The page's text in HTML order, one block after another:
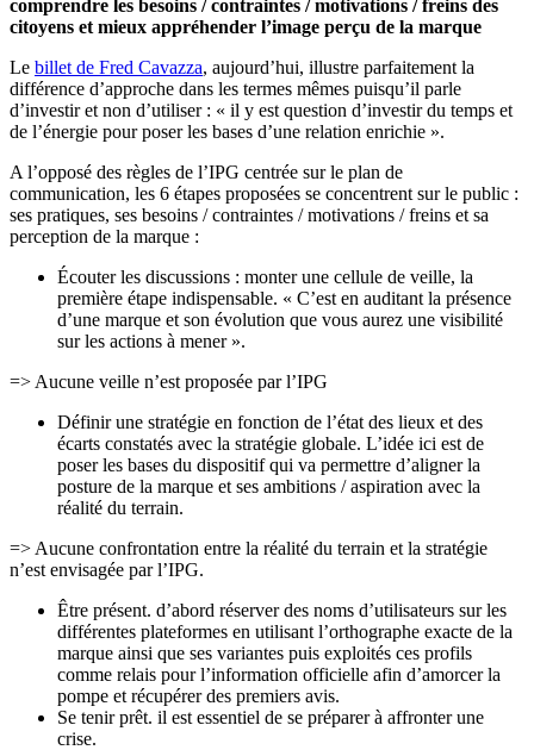
comprendre les besoins / contraintes / motivations / freins des
citoyens et mieux appréhender l’image perçu de la marque
Le billet de Fred Cavazza, aujourd’hui, illustre parfaitement la
différence d’approche dans les termes mêmes puisqu’il parle
d’investir et non d’utiliser : « il y est question d’investir du temps et
de l’énergie pour poser les bases d’une relation enrichie ».
A l’opposé des règles de l’IPG centrée sur le plan de
communication, les 6 étapes proposées se concentrent sur le public :
ses pratiques, ses besoins / contraintes / motivations / freins et sa
perception de la marque :
Écouter les discussions : monter une cellule de veille, la
première étape indispensable. « C’est en auditant la présence
d’une marque et son évolution que vous aurez une visibilité
sur les actions à mener ».
=> Aucune veille n’est proposée par l’IPG
Définir une stratégie en fonction de l’état des lieux et des
écarts constatés avec la stratégie globale. L’idée ici est de
poser les bases du dispositif qui va permettre d’aligner la
posture de la marque et ses ambitions / aspiration avec la
réalité du terrain.
=> Aucune confrontation entre la réalité du terrain et la stratégie
n’est envisagée par l’IPG.
Être présent. d’abord réserver des noms d’utilisateurs sur les
différentes plateformes en utilisant l’orthographe exacte de la
marque ainsi que ses variantes puis exploités ces profils
comme relais pour l’information officielle afin d’amorcer la
pompe et récupérer des premiers avis.
Se tenir prêt. il est essentiel de se préparer à affronter une
crise.